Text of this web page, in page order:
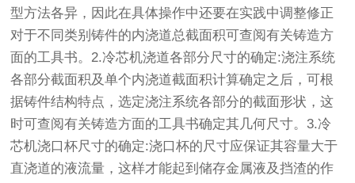
型方法各异，因此在具体操作中还要在实践中调整修正
对于不同类别铸件的内浇道总截面积可查阅有关铸造方
面的工具书。2.冷芯机浇道各部分尺寸的确定:浇注系统
各部分截面积及单个内浇道截面积计算确定之后，可根
据铸件结构特点，选定浇注系统各部分的截面形状，这
时可查阅有关铸造方面的工具书确定其几何尺寸。3.冷
芯机浇口杯尺寸的确定:浇口杯的尺寸应保证其容量大于
直浇道的液流量，这样才能起到储存金属液及挡渣的作